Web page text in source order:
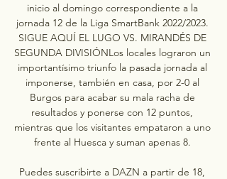
inicio al domingo correspondiente a la
jornada 12 de la Liga SmartBank 2022/2023.
SIGUE AQUÍ EL LUGO VS. MIRANDÉS DE
SEGUNDA DIVISIÓNLos locales lograron un
importantísimo triunfo la pasada jornada al
imponerse, también en casa, por 2-0 al
Burgos para acabar su mala racha de
resultados y ponerse con 12 puntos,
mientras que los visitantes empataron a uno
frente al Huesca y suman apenas 8.
Puedes suscribirte a DAZN a partir de 18,